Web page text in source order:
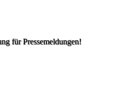
für Pressemeldungen!